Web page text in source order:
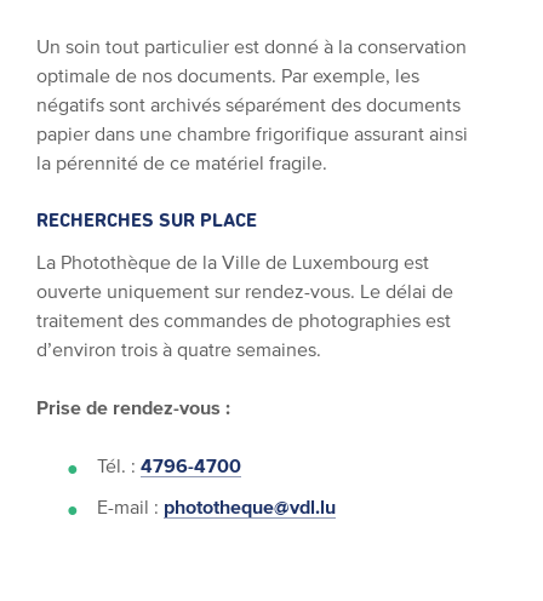
Un soin tout particulier est donné à la conservation
optimale de nos documents. Par exemple, les
négatifs sont archivés séparément des documents
papier dans une chambre frigorifique assurant ainsi
la pérennité de ce matériel fragile.
RECHERCHES SUR PLACE
La Photothèque de la Ville de Luxembourg est
ouverte uniquement sur rendez-vous. Le délai de
traitement des commandes de photographies est
d’environ trois à quatre semaines.
Prise de rendez-vous :
Tél. : 4796-4700
E-mail : phototheque@vdl.lu